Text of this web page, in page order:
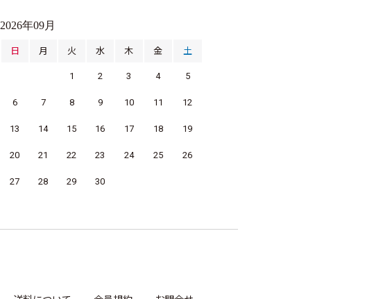
2026年09月
日 月 火 水 木 金 土
1 2 3 4 5
6 7 8 9 10 11 12
13 14 15 16 17 18 19
20 21 22 23 24 25 26
27 28 29 30